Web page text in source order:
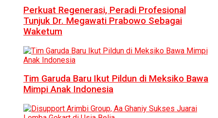
Perkuat Regenerasi, Peradi Profesional
Tunjuk Dr. Megawati Prabowo Sebagai
Waketum
Tim Garuda Baru Ikut Pildun di Meksiko Bawa
Mimpi Anak Indonesia